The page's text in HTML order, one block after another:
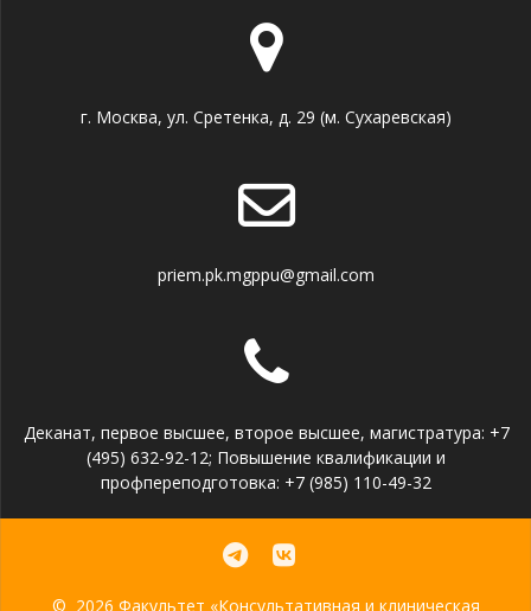
г. Москва, ул. Сретенка, д. 29 (м. Сухаревская)
priem.pk.mgppu@gmail.com
Деканат, первое высшее, второе высшее, магистратура: +7
(495) 632-92-12; Повышение квалификации и
профпереподготовка: +7 (985) 110-49-32
© 2026 Факультет «Консультативная и клиническая